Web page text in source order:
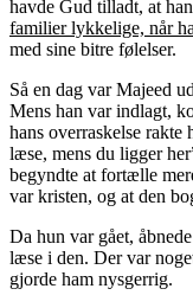
havde Gud tilladt, at
familier lykkelige, når
med sine bitre følelser.
Så en dag var Majeed
Mens han var indlagt,
hans overraskelse rakte
læse, mens du ligger
begyndte at fortælle
var kristen, og at den
Da hun var gået,
læse i den. Der var
gjorde ham nysgerrig.